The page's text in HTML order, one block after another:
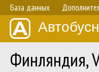
База данных
Финляндия,